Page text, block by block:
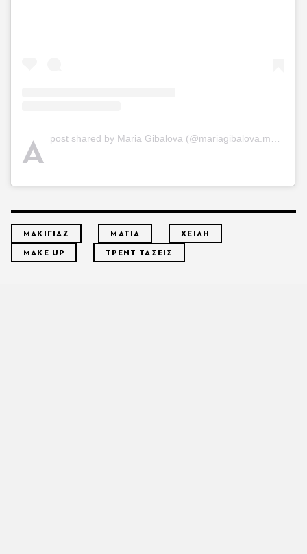
A post shared by Maria Gibalova (@mariagibalova.makeup)
ΜΑΚΙΓΙΑΖ ΜΑΤΙΑ
ΧΕΙΛΗ
MAKE UP
ΤΡΕΝΤ ΤΑΣΕΙΣ